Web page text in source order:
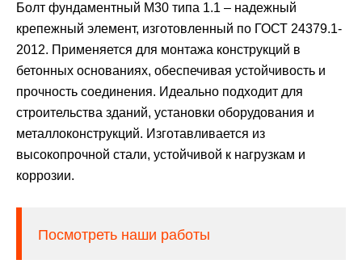
Болт фундаментный М30 типа 1.1 – надежный
крепежный элемент, изготовленный по ГОСТ 24379.1-
2012. Применяется для монтажа конструкций в
бетонных основаниях, обеспечивая устойчивость и
прочность соединения. Идеально подходит для
строительства зданий, установки оборудования и
металлоконструкций. Изготавливается из
высокопрочной стали, устойчивой к нагрузкам и
коррозии.
Посмотреть наши работы